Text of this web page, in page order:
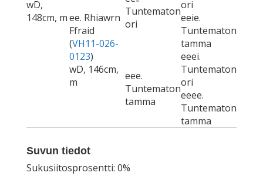
wD,
148cm, mee. Rhiawrn
Ffraid
(VH11-026-
0123)
wD, 146cm,
m
Tuntematon
ori
ori
eeie.
Tuntematon
tamma
eee.
Tuntematon
tamma
eeei.
Tuntematon
ori
eeee.
Tuntematon
tamma
Suvun tiedot
Sukusiitosprosentti: 0%